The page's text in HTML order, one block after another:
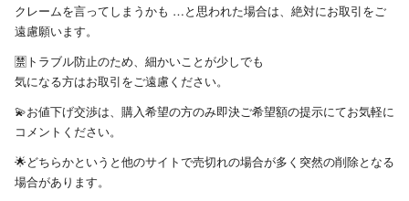
クレームを言ってしまうかも …と思われた場合は、絶対にお取引をご
遠慮願います。
🈲トラブル防止のため、細かいことが少しでも
気になる方はお取引をご遠慮ください。
💫お値下げ交渉は、購入希望の方のみ即決ご希望額の提示にてお気軽に
コメントください。
🌟どちらかというと他のサイトで売切れの場合が多く突然の削除となる
場合があります。